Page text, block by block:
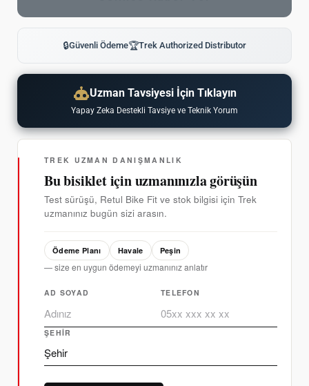
🔒Güvenli Ödeme🏆Trek Authorized Distributor
Uzman Tavsiyesi İçin Tıklayın
Yapay Zeka Destekli Tavsiye ve Teknik Yorum
TREK UZMAN DANIŞMANLIK
Bu bisiklet için uzmanınızla görüşün
Test sürüşü, Retul Bike Fit ve stok bilgisi için Trek
uzmanınız bugün sizi arasın.
Ödeme Planı Havale Peşin
— size en uygun ödemeyi uzmanınız anlatır
AD SOYAD TELEFON
ŞEHIR